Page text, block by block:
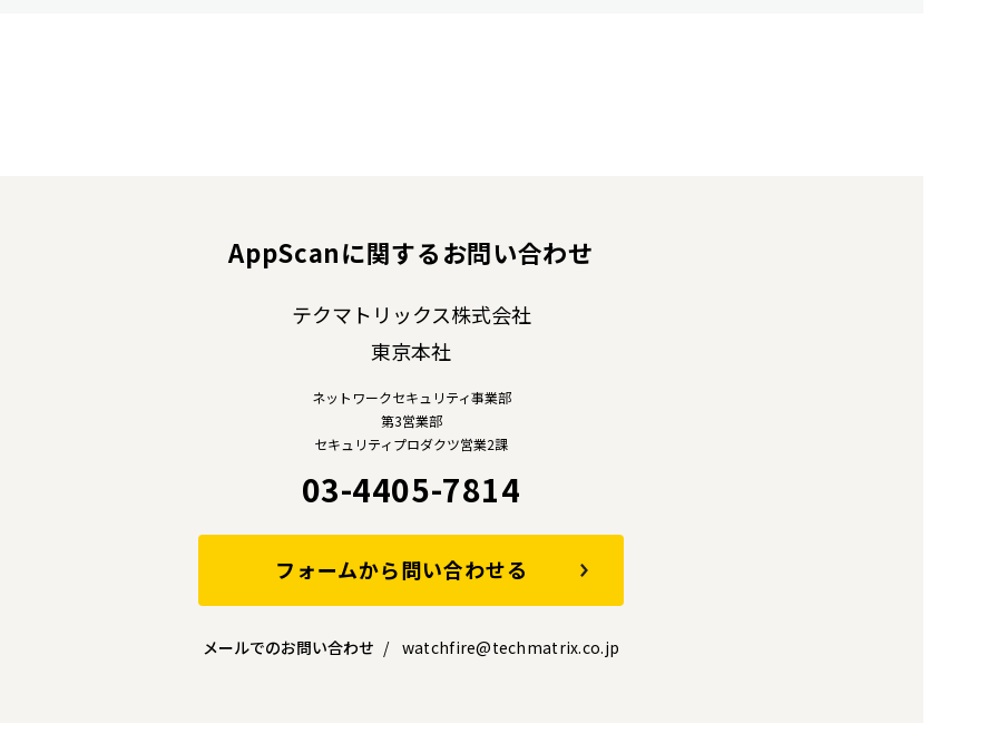
AppScanに関するお問い合わせ
テクマトリックス株式会社
東京本社
ネットワークセキュリティ事業部
第3営業部
セキュリティプロダクツ営業2課
03-4405-7814
フォームから問い合わせる
メールでのお問い合わせ watchfire@techmatrix.co.jp